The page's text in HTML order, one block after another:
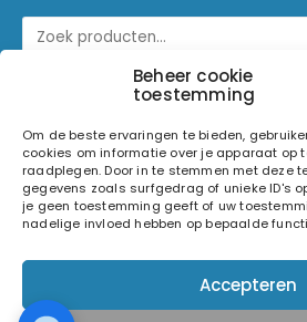
Beheer cookie
toestemming
Om de beste ervaringen te bieden,
cookies om informatie over je apparaat op
raadplegen. Door in te stemmen met deze
gegevens zoals surfgedrag of unieke ID's
je geen toestemming geeft of uw
nadelige invloed hebben op bepaalde
Accepteren
© 2026 Light and Sound Factory. Alle